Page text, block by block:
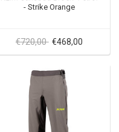
- Strike Orange
€720,00 €468,00